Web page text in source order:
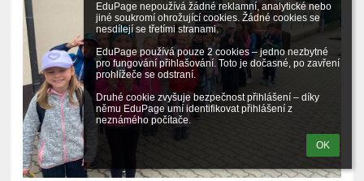
EduPage nepoužívá žádné reklamní, analytické nebo
jiné soukromí ohrožující cookies. Žádné cookies se
nesdílejí se třetími stranami.
EduPage používá pouze 2 cookies – jedno nezbytné
pro fungování přihlašování. Toto je dočasné, po zavření
prohlížeče se odstraní.
Druhé cookie zvyšuje bezpečnost přihlášení – díky
němu EduPage umí identifikovat přihlášení z
neznámého počítače.
OK